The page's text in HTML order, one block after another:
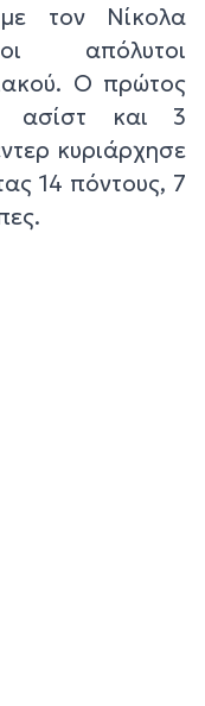
τον Νίκολα
απόλυτοι
Ο πρώτος
ασίστ και 3
κυριάρχησε
14 πόντους, 7